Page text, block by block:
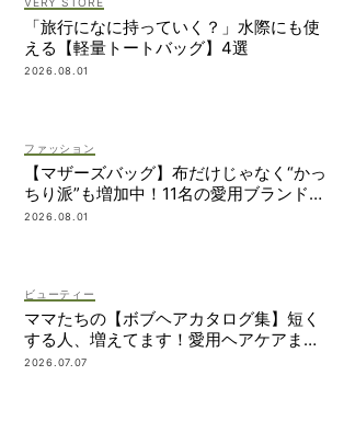
VERY STORE
「旅行になに持っていく？」水際にも使
える【軽量トートバッグ】4選
2026.08.01
ファッション
【マザーズバッグ】布だけじゃなく“かっ
ちり派”も増加中！11名の愛用ブランド
は？
2026.08.01
ビューティー
ママたちの【ボブヘアカタログ集】短く
する人、増えてます！愛用ヘアケアまで
全部見せ
2026.07.07